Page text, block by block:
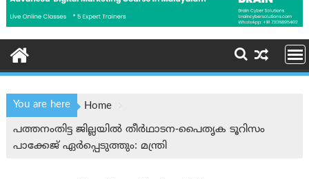
You are here
Home
പത്തനം‌തിട്ട ജില്ലയിൽ തീർഥാടന-പൈതൃക ടൂറിസം
പാക്കേജ് ഏർപ്പെടുത്തും: മന്ത്രി